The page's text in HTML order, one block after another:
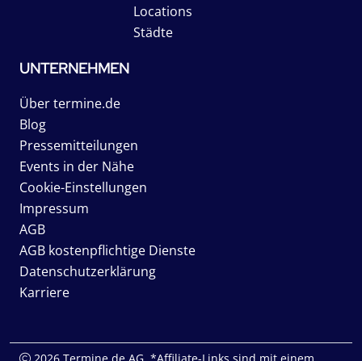
Locations
Städte
UNTERNEHMEN
Über termine.de
Blog
Pressemitteilungen
Events in der Nähe
Cookie-Einstellungen
Impressum
AGB
AGB kostenpflichtige Dienste
Datenschutzerklärung
Karriere
2026 Termine.de AG. *Affiliate-Links sind mit einem